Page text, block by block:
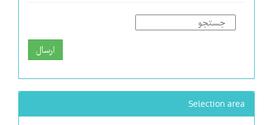
ارسال
Selection area